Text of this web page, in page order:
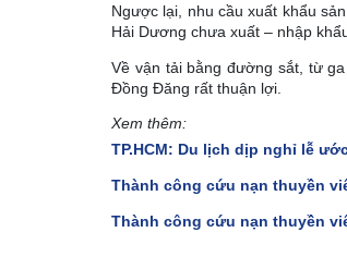
Ngược lại, nhu cầu xuất khẩu
Hải Dương chưa xuất – nhập
Về vận tải bằng đường sắt, từ
Đồng Đăng rất thuận lợi.
Xem thêm:
TP.HCM: Du lịch dịp nghỉ lễ
Thành công cứu nạn thuyền
Thành công cứu nạn thuyền